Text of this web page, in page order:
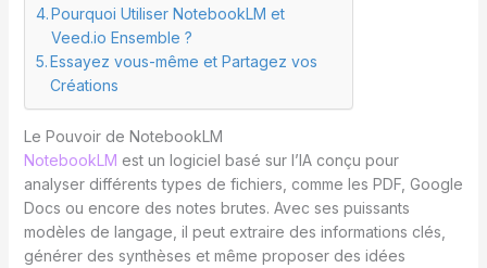
Pourquoi Utiliser NotebookLM et
Veed.io Ensemble ?
Essayez vous-même et Partagez vos
Créations
Le Pouvoir de NotebookLM
NotebookLM est un logiciel basé sur l’IA conçu pour
analyser différents types de fichiers, comme les PDF, Google
Docs ou encore des notes brutes. Avec ses puissants
modèles de langage, il peut extraire des informations clés,
générer des synthèses et même proposer des idées